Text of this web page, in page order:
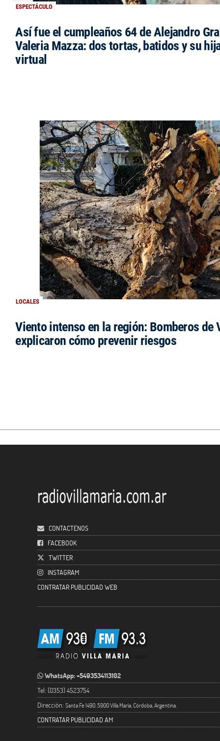
ESPECTÁCULO
Así fue el cumpleaños 64 de Alejandro
Valeria Mazza: dos tortas, batidos y su
virtual
LOCALES
Viento intenso en la región: Bomberos de
explicaron cómo prevenir riesgos
CONTACTENOS
FACEBOOK
TWITTER
INSTAGRAM
CONTRATAR PUBLICIDAD WEB
WhatsApp: +5493534113102
Tel: (0353) 4523754
Dirección: Santa Fe 1490. 5900 Villa María, Córdoba, Argentina.
CONTRATAR PUBLICIDAD AM